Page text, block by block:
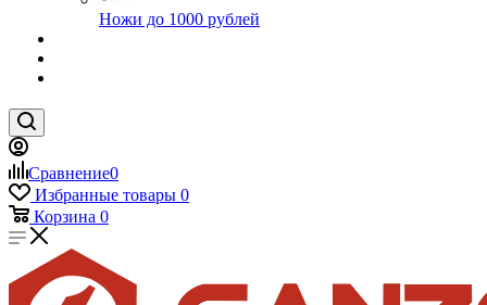
Ножи до 1000 рублей
Сравнение0
Избранные товары 0
Корзина 0